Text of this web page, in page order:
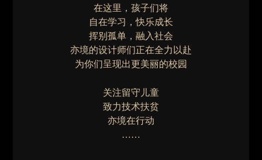
在这里，孩子们将
自在学习，快乐成长
挥别孤单，融入社会
亦境的设计师们正在全力以赴
为你们呈现出更美丽的校园
关注留守儿童
致力技术扶贫
亦境在行动
……